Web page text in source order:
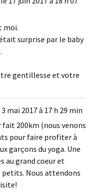
moi.
surprise par le baby
gentillesse et votre
3 mai 2017à 17 h 29 min
200km (nous venons
pour faire profiter à
garçons du yoga. Une
au grand coeur et
petits. Nous attendons